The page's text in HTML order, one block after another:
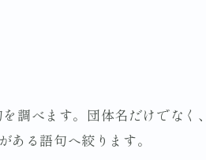
調べます。団体名だけでなく、
る語句へ絞ります。